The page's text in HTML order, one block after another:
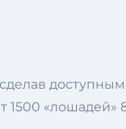
«лошадей»